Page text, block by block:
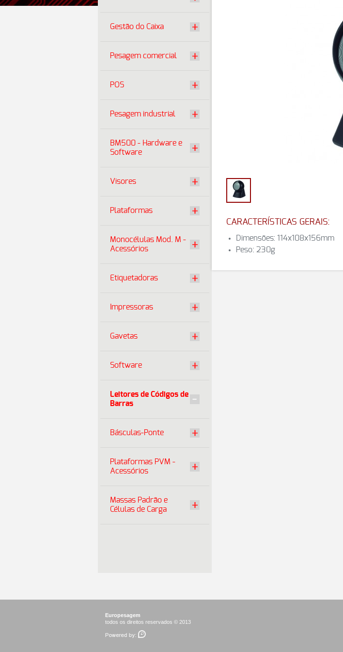
Gestão do Caixa
Pesagem comercial
POS
Pesagem industrial
BM500 - Hardware e
Software
Visores
Plataformas
Monocélulas Mod. M -
Acessórios
Etiquetadoras
Impressoras
Gavetas
Software
Leitores de Códigos de
Barras
Básculas-Ponte
Plataformas PVM -
Acessórios
Massas Padrão e
Células de Carga
CARACTERÍSTICAS GERAIS:
Dimensões: 114x108x156mm
Peso: 230g
Europesagem
todos os direitos reservados © 2013